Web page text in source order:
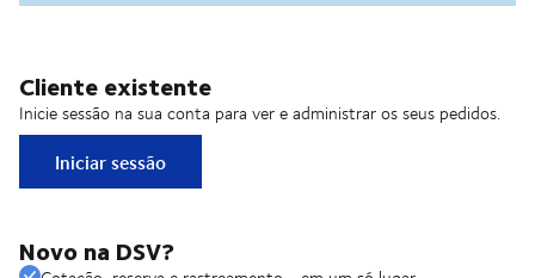
Cliente existente
Inicie sessão na sua conta para ver e administrar os seus pedidos.
Iniciar sessão
Novo na DSV?